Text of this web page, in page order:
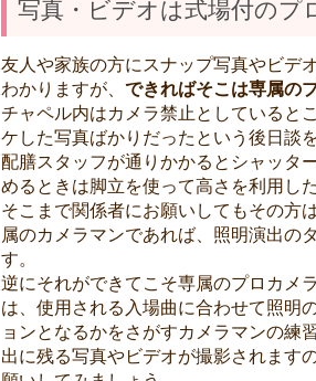
写真・ビデオは式場付のプ
友人や家族の方にスナップ写真やビデ
わかりますが、 できればそこは専属の
チャペル内はカメラ禁止としていると
ケした写真ばかりだったという後日談
配膳スタッフが通りかかるとシャッタ
めるときは脚立を使って高さを利用し
そこまで関係者にお願いしてもその方
属のカメラマンであれば、照明演出の
す。
逆にそれができてこそ専属のプロカメ
は、使用される入場曲に合わせて照明
ョンとなるかをさがすカメラマンの練
出に残る写真やビデオが撮影されます